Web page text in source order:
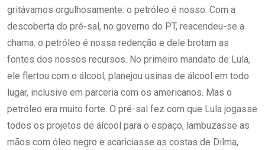
gritávamos orgulhosamente: o petróleo é nosso. Com a
descoberta do pré-sal, no governo do PT, reacendeu-se a
chama: o petróleo é nossa redenção e dele brotam as
fontes dos nossos recursos. No primeiro mandato de Lula,
ele flertou com o álcool, planejou usinas de álcool em todo
lugar, inclusive em parceria com os americanos. Mas o
petróleo era muito forte. O pré-sal fez com que Lula jogasse
todos os projetos de álcool para o espaço, lambuzasse as
mãos com óleo negro e acariciasse as costas de Dilma,